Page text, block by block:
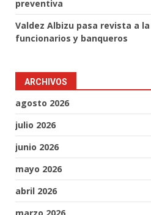
preventiva
Valdez Albizu pasa revista a
funcionarios y banqueros
ARCHIVOS
agosto 2026
julio 2026
junio 2026
mayo 2026
abril 2026
marzo 2026